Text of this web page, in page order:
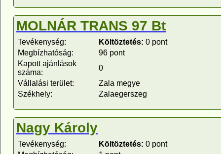
MOLNÁR TRANS 97 Bt
Tevékenység: Költöztetés: 0 pont
Megbízhatóság:
96 pont
Kapott ajánlások
száma:
0
Vállalási terület:
Zala megye
Székhely:
Zalaegerszeg
Nagy Károly
Tevékenység: Költöztetés: 0 pont